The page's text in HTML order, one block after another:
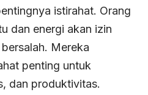
istirahat. Orang
dan energi akan izin
Mereka
penting untuk
dan produktivitas.